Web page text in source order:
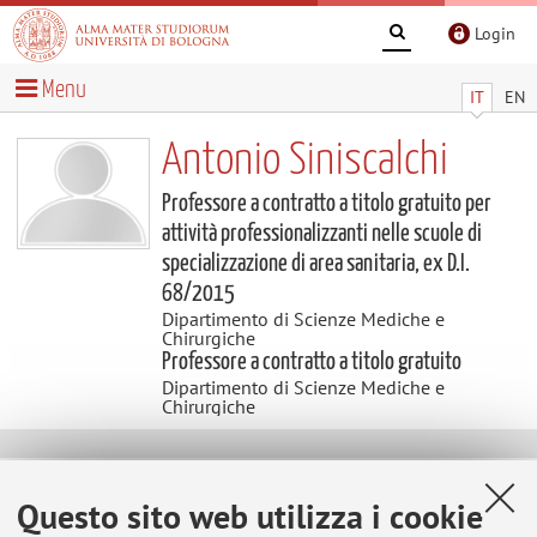
Questo sito web utilizza i cookie
Login
IT EN
Menu
Antonio Siniscalchi
Professore a contratto a titolo gratuito per
attività professionalizzanti nelle scuole di
specializzazione di area sanitaria, ex D.I.
68/2015
Dipartimento di Scienze Mediche e
Chirurgiche
Professore a contratto a titolo gratuito
Dipartimento di Scienze Mediche e
Chirurgiche